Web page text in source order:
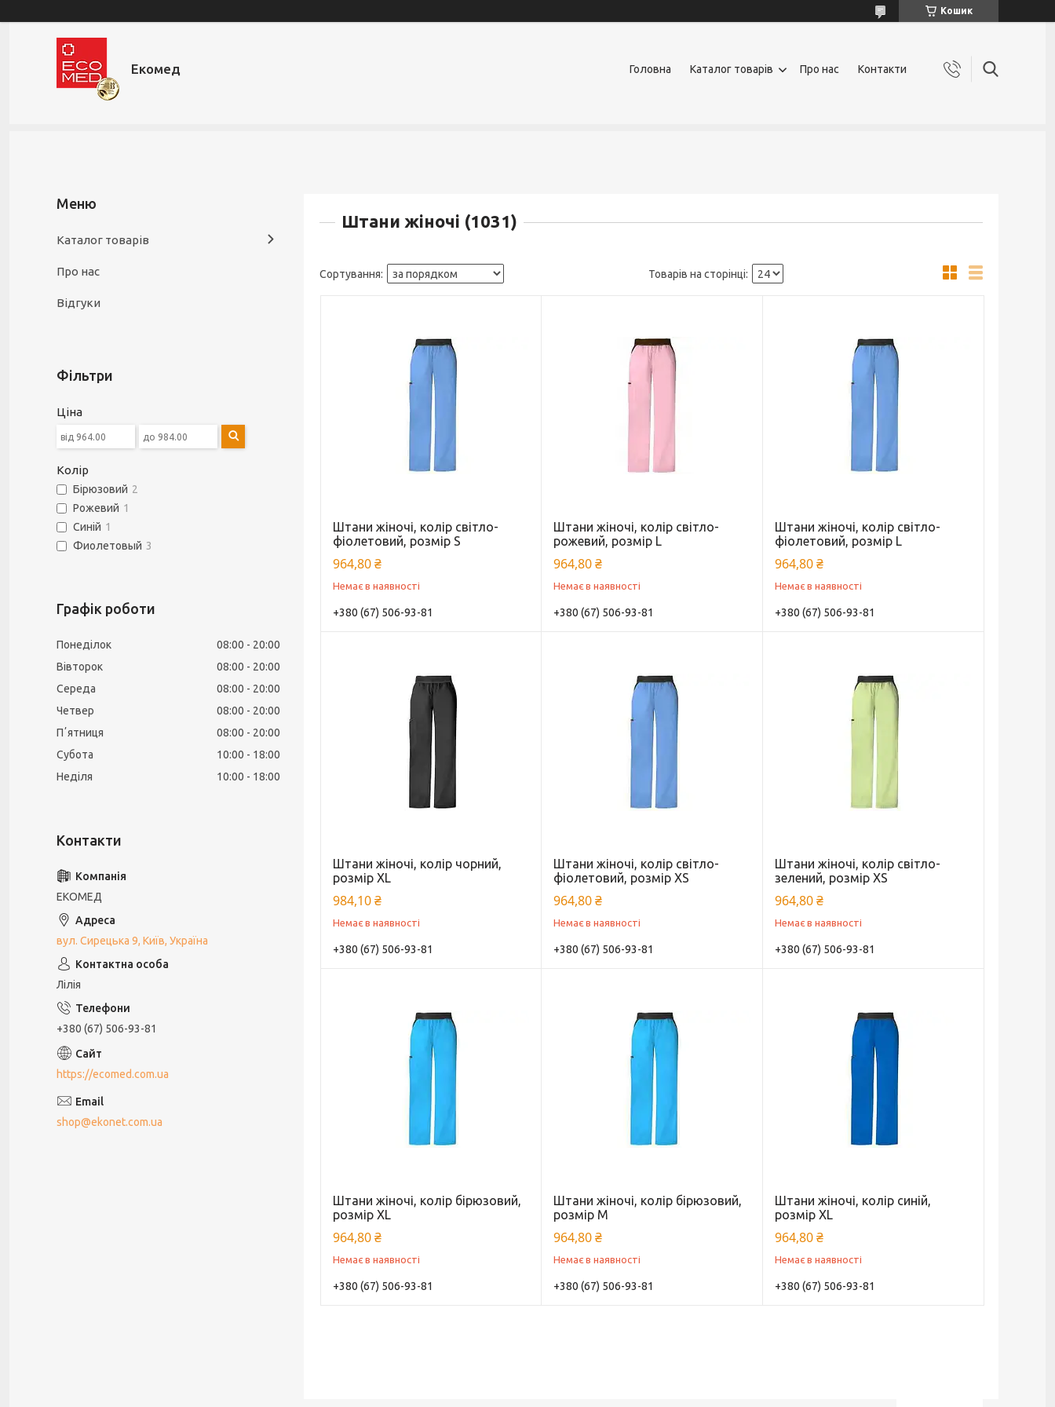
Кошик
Екомед Головна Каталог товарів Про нас Контакти
Штани жіночі (1031)
Штани жіночі, колір світло-
фіолетовий, розмір S
964,80 ₴
Немає в наявності
+380 (67) 506-93-81
Штани жіночі, колір світло-
рожевий, розмір L
964,80 ₴
Немає в наявності
+380 (67) 506-93-81
Штани жіночі, колір світло-
фіолетовий, розмір L
964,80 ₴
Немає в наявності
+380 (67) 506-93-81
Штани жіночі, колір чорний,
розмір XL
984,10 ₴
Немає в наявності
+380 (67) 506-93-81
Штани жіночі, колір світло-
фіолетовий, розмір XS
964,80 ₴
Немає в наявності
+380 (67) 506-93-81
Штани жіночі, колір світло-
зелений, розмір XS
964,80 ₴
Немає в наявності
+380 (67) 506-93-81
Штани жіночі, колір бірюзовий,
розмір XL
964,80 ₴
Немає в наявності
+380 (67) 506-93-81
Штани жіночі, колір бірюзовий,
розмір M
964,80 ₴
Немає в наявності
+380 (67) 506-93-81
Штани жіночі, колір синій,
розмір XL
964,80 ₴
Немає в наявності
+380 (67) 506-93-81
Каталог товарів
Про нас
Відгуки
Фільтри
Ціна
Колір
Бірюзовий 2
Рожевий 1
Синій 1
Фиолетовый 3
Графік роботи
Понеділок 08:00
20:00
Вівторок
08:00
20:00
Середа
08:00
20:00
Четвер
08:00
20:00
Пʼятниця
08:00
20:00
Субота
10:00
18:00
Неділя
10:00 18:00
ЕКОМЕД
вул. Сирецька 9, Київ, Україна
Лілія
+380 (67) 506-93-81
https://ecomed.com.ua
shop@ekonet.com.ua